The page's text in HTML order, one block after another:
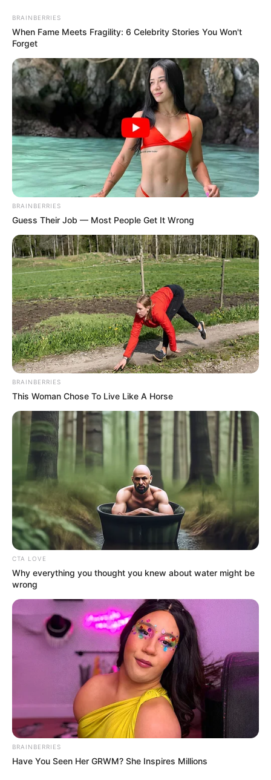
Главная/Новости /Война
Ситуация в Купянске резко ухудшилась:
за ночь в центр прилетело 30 КАБов
20.03.2025, 09:48
Ситуация в Купянске резко ухудшилась. За ночь с 19
на 20 марта по центру города прилетело 30 КАБов. Об
этомсообщилпредседатель Харьковской ОВА Олег
Синегубов.
Цепь событий
РФ сбросила на Купянск 20 КАБов за несколько
часов (фото)
«Фиксируем ухудшение ситуации с безопасностью
в городе. Враг не прекращает атаковать
гражданские и инфраструктурные объекты и
терроризировать мирных людей», - заявил
губернатор.
По его данным, во время массированной атаки
ранения получили трое местных жителей, один человек
погиб.
Профильные службы продолжают ликвидировать
последствия ударов.
Автор: Андрей Кравченко
Теги:купянск КАБ удар обстрел атака война
разрушения